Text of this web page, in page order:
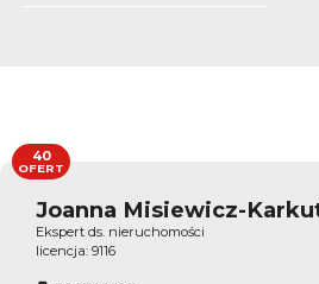
Joanna Misiewicz-
Ekspert ds. nieruchomości
licencja: 9116
40
OFERT